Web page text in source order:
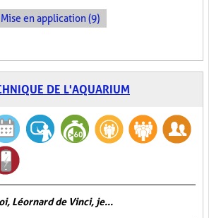
Mise en application (9)
DE L'AQUARIUM
Léornard de Vinci, je...